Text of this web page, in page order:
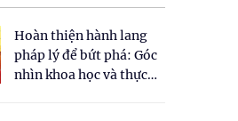
Hoàn thiện hành lang
pháp lý để bứt phá: Góc
nhìn khoa học và thực